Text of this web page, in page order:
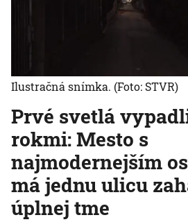
Prvé svetlá
rokmi: Mesto s
najmodernejším
má jednu ulicu
úplnej tme
Ilustračná snímka. (Foto: STVR)